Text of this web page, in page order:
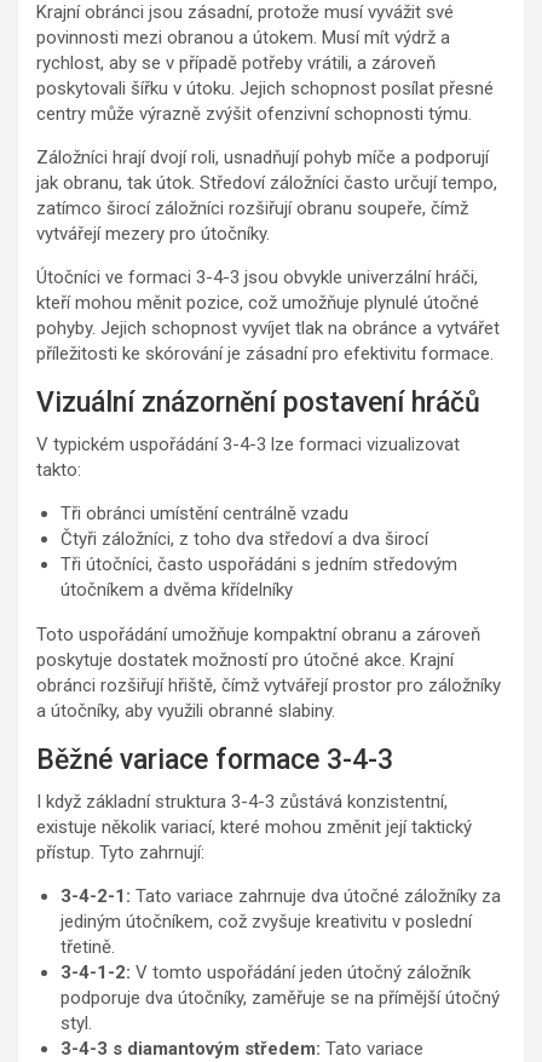
Krajní obránci jsou zásadní, protože musí vyvážit své
povinnosti mezi obranou a útokem. Musí mít výdrž a
rychlost, aby se v případě potřeby vrátili, a zároveň
poskytovali šířku v útoku. Jejich schopnost posílat přesné
centry může výrazně zvýšit ofenzivní schopnosti týmu.
Záložníci hrají dvojí roli, usnadňují pohyb míče a podporují
jak obranu, tak útok. Středoví záložníci často určují tempo,
zatímco širocí záložníci rozšiřují obranu soupeře, čímž
vytvářejí mezery pro útočníky.
Útočníci ve formaci 3-4-3 jsou obvykle univerzální hráči,
kteří mohou měnit pozice, což umožňuje plynulé útočné
pohyby. Jejich schopnost vyvíjet tlak na obránce a vytvářet
příležitosti ke skórování je zásadní pro efektivitu formace.
Vizuální znázornění postavení hráčů
V typickém uspořádání 3-4-3 lze formaci vizualizovat
takto:
Tři obránci umístění centrálně vzadu
Čtyři záložníci, z toho dva středoví a dva širocí
Tři útočníci, často uspořádáni s jedním středovým
útočníkem a dvěma křídelníky
Toto uspořádání umožňuje kompaktní obranu a zároveň
poskytuje dostatek možností pro útočné akce. Krajní
obránci rozšiřují hřiště, čímž vytvářejí prostor pro záložníky
a útočníky, aby využili obranné slabiny.
Běžné variace formace 3-4-3
I když základní struktura 3-4-3 zůstává konzistentní,
existuje několik variací, které mohou změnit její taktický
přístup. Tyto zahrnují:
3-4-2-1: Tato variace zahrnuje dva útočné záložníky za
jediným útočníkem, což zvyšuje kreativitu v poslední
třetině.
3-4-1-2: V tomto uspořádání jeden útočný záložník
podporuje dva útočníky, zaměřuje se na přímější útočný
styl.
3-4-3 s diamantovým středem: Tato variace